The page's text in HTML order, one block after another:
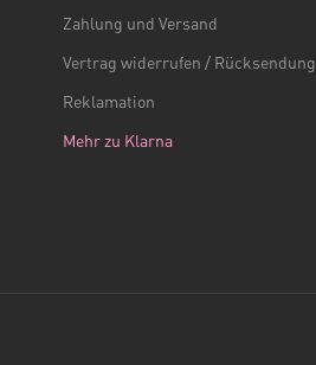
Zahlung und Versand
Vertrag widerrufen / Rücksendung
Reklamation
Mehr zu Klarna